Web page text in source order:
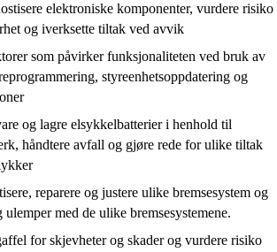
elektroniske komponenter, vurdere risiko
og iverksette tiltak ved avvik
som påvirker funksjonaliteten ved bruk av
styreenhetsoppdatering og
og lagre elsykkelbatterier i henhold til
håndtere avfall og gjøre rede forulike tiltak
reparere og justere ulike bremsesystem og
ulemper med de ulike bremsesystemene.
for skjevheter og skader og vurdere risiko